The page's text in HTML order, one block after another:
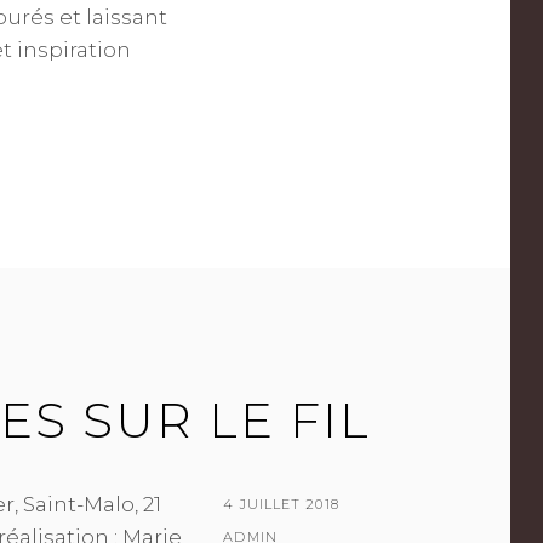
et laissant
inspiration
SUR LE FIL
Saint-Malo, 21
: Marie
POSTED
ON
4 JUILLET 2018
BY
ADMIN